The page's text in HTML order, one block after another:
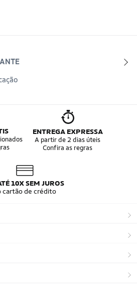
ENTREGA EXPRESSA
A partir de 2 dias úteis
Confira as regras
10X SEM JUROS
cartão de crédito